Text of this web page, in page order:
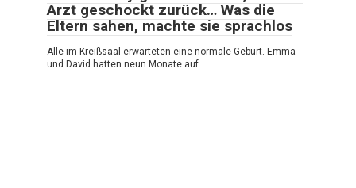
Arzt geschockt zurück… Was die
Eltern sahen, machte sie sprachlos
Alle im Kreißsaal erwarteten eine normale Geburt. Emma
und David hatten neun Monate auf